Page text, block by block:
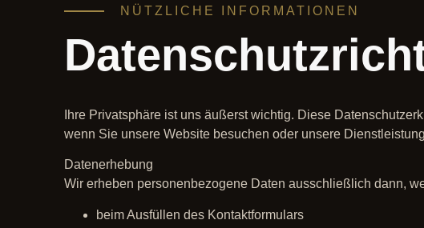
NÜTZLICHE INFORMATIONEN
Ihre Privatsphäre ist uns äußerst wichtig. Diese
wenn Sie unsere Website besuchen oder unsere
Datenerhebung
Wir erheben personenbezogene Daten ausschließlich dann,
beim Ausfüllen des Kontaktformulars